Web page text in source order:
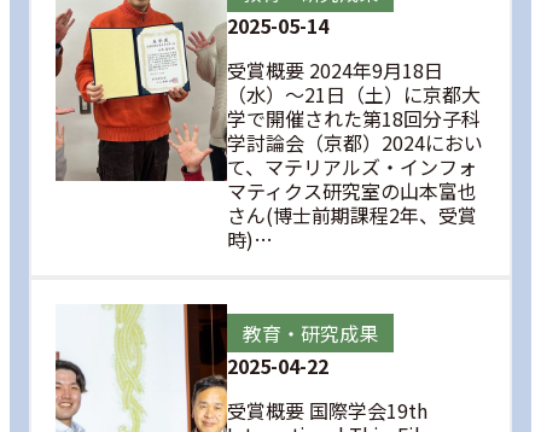
2025-05-14
受賞概要 2024年9月18日
（水）～21日（土）に京都大
学で開催された第18回分子科
学討論会（京都）2024におい
て、マテリアルズ・インフォ
マティクス研究室の山本富也
さん(博士前期課程2年、受賞
時)…
教育・研究成果
2025-04-22
受賞概要 国際学会19th